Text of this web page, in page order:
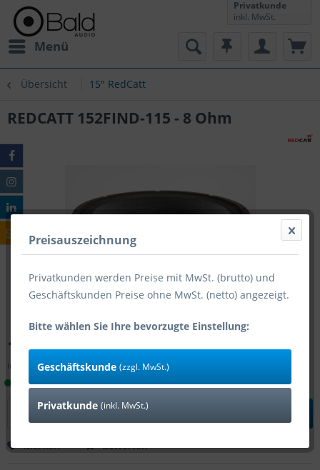
Menü
Privatkunde
inkl. MwSt.
Übersicht 15" RedCatt
REDCATT 152FIND-115 - 8 Ohm
190,50 € *
inkl. MwSt.zzgl. Versandkosten
Lieferzeit 1-4 Tage (Bestand: 8)
Merken Bewerten
Preisauszeichnung
Privatkunden werden Preise mit MwSt. (brutto) und
Geschäftskunden Preise ohne MwSt. (netto) angezeigt.
Bitte wählen Sie Ihre bevorzugte Einstellung:
Geschäftskunde (zzgl. MwSt.)
Privatkunde (inkl. MwSt.)